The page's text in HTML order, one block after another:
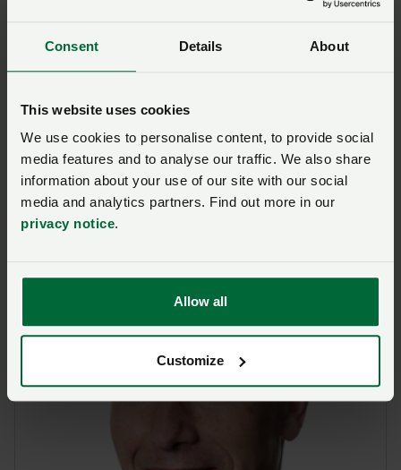
Consent Details About
This website uses cookies
We use cookies to personalise content, to provide social
media features and to analyse our traffic. We also share
information about your use of our site with our social
media and analytics partners. Find out more in our
privacy notice.
Allow all
Customize
Drenewydd
Ffôn: 01686 626120
Ewch i wefan NFU Mutual Drenewydd yma